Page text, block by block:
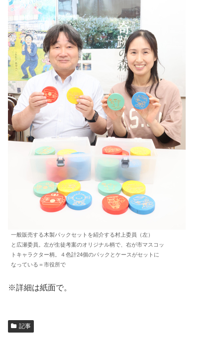
一般販売する木製パックセットを紹介する村上委員（左）
と広瀬委員。左が生徒考案のオリジナル柄で、右が市マスコッ
トキャラクター柄。４色計24個のパックとケースがセットに
なっている＝市役所で
※詳細は紙面で。
記事